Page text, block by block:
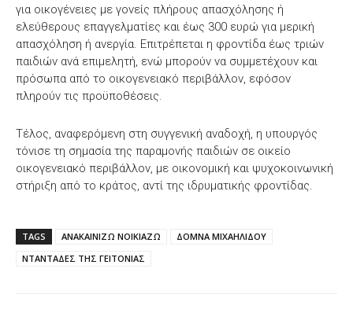
για οικογένειες με γονείς πλήρους απασχόλησης ή
ελεύθερους επαγγελματίες και έως 300 ευρώ για μερική
απασχόληση ή ανεργία. Επιτρέπεται η φροντίδα έως τριών
παιδιών ανά επιμελητή, ενώ μπορούν να συμμετέχουν και
πρόσωπα από το οικογενειακό περιβάλλον, εφόσον
πληρούν τις προϋποθέσεις.
Τέλος, αναφερόμενη στη συγγενική αναδοχή, η υπουργός
τόνισε τη σημασία της παραμονής παιδιών σε οικείο
οικογενειακό περιβάλλον, με οικονομική και ψυχοκοινωνική
στήριξη από το κράτος, αντί της ιδρυματικής φροντίδας.
TAGS ΑΝΑΚΑΙΝΙΖΩ ΝΟΙΚΙΑΖΩ
ΔΟΜΝΑ ΜΙΧΑΗΛΙΔΟΥ
ΝΤΑΝΤΑΔΕΣ ΤΗΣ ΓΕΙΤΟΝΙΑΣ